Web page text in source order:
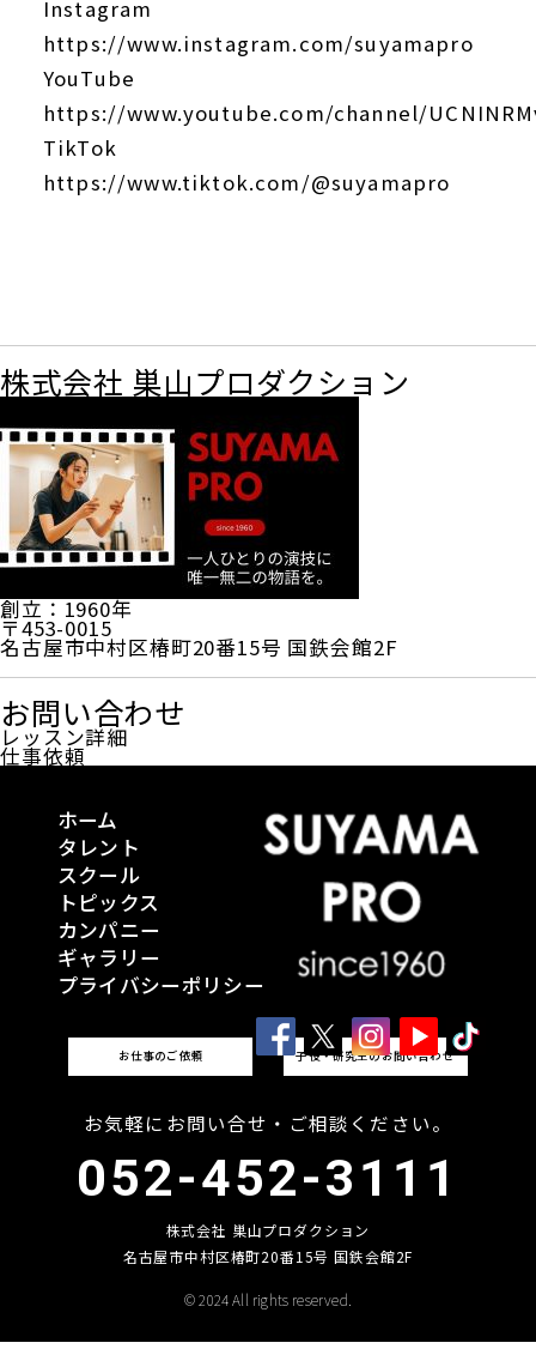
Instagram
https://www.instagram.com/suyamapro
YouTube
https://www.youtube.com/channel/
TikTok
https://www.tiktok.com/@suyamapro
株式会社 巣山プロダクション
創立：1960年
〒453-0015
名古屋市中村区椿町20番15号 国鉄会館2F
お問い合わせ
レッスン詳細
仕事依頼
ホーム
タレント
スクール
トピックス
カンパニー
ギャラリー
プライバシーポリシー
子役・研究生のお問い合わせ
お仕事のご依頼
お気軽にお問い合せ・ご相談ください。
052-452-3111
株式会社 巣山プロダクション
名古屋市中村区椿町20番15号 国鉄会館2F
© 2024 All rights reserved.